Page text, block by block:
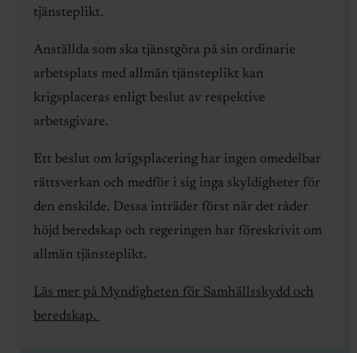
tjänsteplikt.
Anställda som ska tjänstgöra på sin ordinarie
arbetsplats med allmän tjänsteplikt kan
krigsplaceras enligt beslut av respektive
arbetsgivare.
Ett beslut om krigsplacering har ingen omedelbar
rättsverkan och medför i sig inga skyldigheter för
den enskilde. Dessa inträder först när det råder
höjd beredskap och regeringen har föreskrivit om
allmän tjänsteplikt.
Läs mer på Myndigheten för Samhällsskydd och
beredskap.